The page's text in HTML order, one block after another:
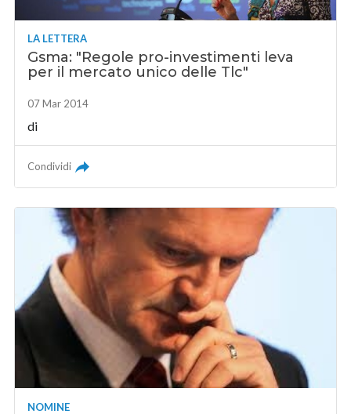
LA LETTERA
Gsma: "Regole pro-investimenti leva
per il mercato unico delle Tlc"
07 Mar 2014
di
Condividi
NOMINE